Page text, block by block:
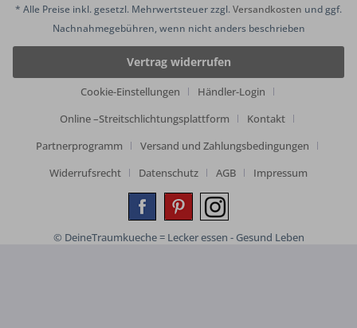
* Alle Preise inkl. gesetzl. Mehrwertsteuer zzgl.Versandkosten und ggf.
Nachnahmegebühren, wenn nicht anders beschrieben
Vertrag widerrufen
Cookie-Einstellungen
Händler-Login
Online –Streitschlichtungsplattform
Kontakt
Partnerprogramm
Versand und Zahlungsbedingungen
Widerrufsrecht
Datenschutz AGB Impressum
© DeineTraumkueche = Lecker essen - Gesund Leben